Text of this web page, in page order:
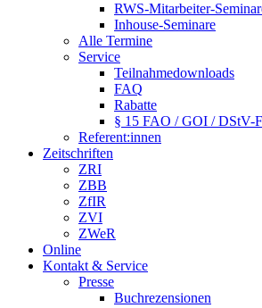
RWS-Mitarbeiter-
Inhouse-Seminare
Alle Termine
Service
Teilnahmedownloads
FAQ
Rabatte
§ 15 FAO / GOI / DStV-
Referent:innen
Zeitschriften
ZRI
ZBB
ZfIR
ZVI
ZWeR
Online
Kontakt & Service
Presse
Buchrezensionen